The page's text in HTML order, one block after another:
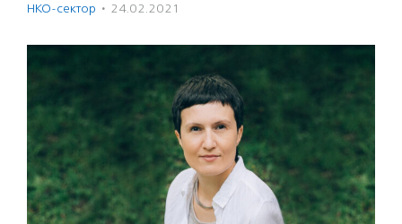
НКО-сектор · 24.02.2021